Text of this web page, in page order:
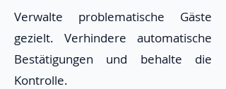
Verwalte problematische Gäste
gezielt. Verhindere automatische
Bestätigungen und behalte die
Kontrolle.